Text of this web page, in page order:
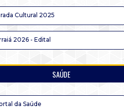
Cultural 2025
2026 - Edital
SAÚDE
da Saúde